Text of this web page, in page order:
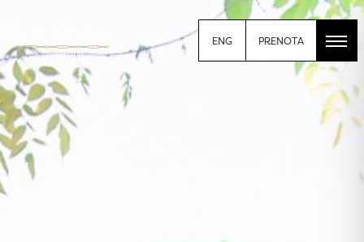
ENG PRENOTA